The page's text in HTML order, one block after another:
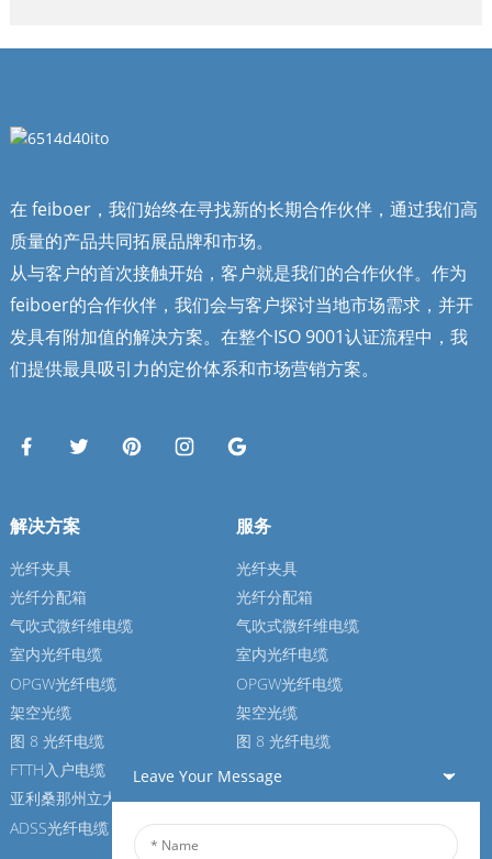
在 feiboer，我们始终在寻找新的长期合作伙伴，通过我们高
质量的产品共同拓展品牌和市场。
从与客户的首次接触开始，客户就是我们的合作伙伴。作为
feiboer的合作伙伴，我们会与客户探讨当地市场需求，并开
发具有附加值的解决方案。在整个ISO 9001认证流程中，我
们提供最具吸引力的定价体系和市场营销方案。
解决方案
光纤夹具
光纤分配箱
气吹式微纤维电缆
室内光纤电缆
OPGW光纤电缆
架空光缆
图 8 光纤电缆
FTTH入户电缆
亚利桑那州立大学光纤电缆
ADSS光纤电缆
服务
光纤夹具
光纤分配箱
气吹式微纤维电缆
室内光纤电缆
OPGW光纤电缆
架空光缆
图 8 光纤电缆
FTTH入户电缆
亚利桑那州立大学光纤电缆
ADSS光纤电缆
Leave Your Message